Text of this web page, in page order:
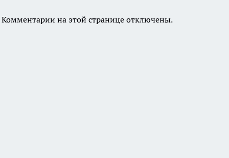
Комментарии на этой странице отключены.